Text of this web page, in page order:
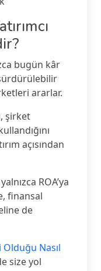
bugün kâr
ararlar.
şirket
açısından
ROA’ya
finansal
de
Nasıl
size yol